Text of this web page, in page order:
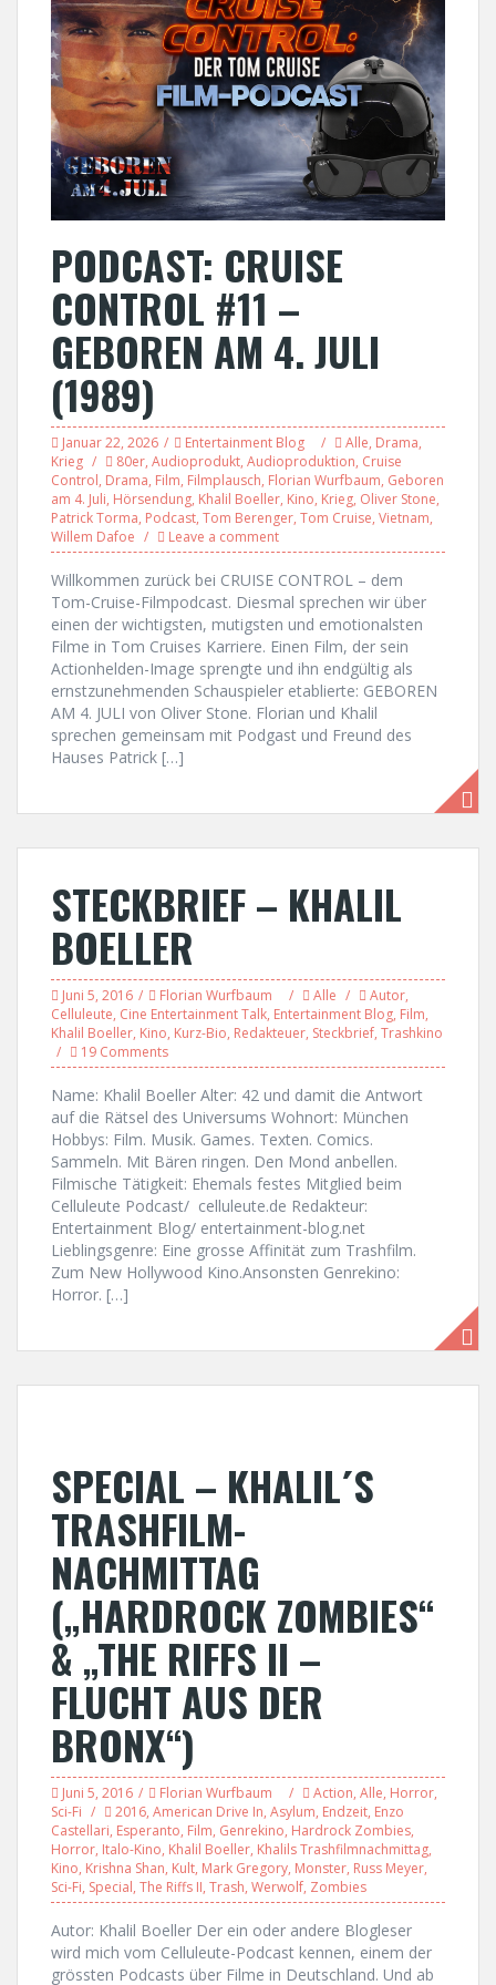
PODCAST: CRUISE
CONTROL #11 –
GEBOREN AM 4. JULI
(1989)
Januar 22, 2026 Entertainment Blog Alle, Drama,
Krieg
80er, Audioprodukt, Audioproduktion, Cruise
Control, Drama, Film, Filmplausch, Florian Wurfbaum, Geboren
am 4. Juli, Hörsendung, Khalil Boeller, Kino, Krieg, Oliver Stone,
Patrick Torma, Podcast, Tom Berenger, Tom Cruise, Vietnam,
Willem Dafoe
Leave a comment
Willkommen zurück bei CRUISE CONTROL – dem
Tom-Cruise-Filmpodcast. Diesmal sprechen wir über
einen der wichtigsten, mutigsten und emotionalsten
Filme in Tom Cruises Karriere. Einen Film, der sein
Actionhelden-Image sprengte und ihn endgültig als
ernstzunehmenden Schauspieler etablierte: GEBOREN
AM 4. JULI von Oliver Stone. Florian und Khalil
sprechen gemeinsam mit Podgast und Freund des
Hauses Patrick […]
STECKBRIEF – KHALIL
BOELLER
Juni 5, 2016 Florian Wurfbaum Alle Autor,
Celluleute, Cine Entertainment Talk, Entertainment Blog, Film,
Khalil Boeller, Kino, Kurz-Bio, Redakteuer, Steckbrief, Trashkino
19 Comments
Name: Khalil Boeller Alter: 42 und damit die Antwort
auf die Rätsel des Universums Wohnort: München
Hobbys: Film. Musik. Games. Texten. Comics.
Sammeln. Mit Bären ringen. Den Mond anbellen.
Filmische Tätigkeit: Ehemals festes Mitglied beim
Celluleute Podcast/ celluleute.de Redakteur:
Entertainment Blog/ entertainment-blog.net
Lieblingsgenre: Eine grosse Affinität zum Trashfilm.
Zum New Hollywood Kino.Ansonsten Genrekino:
Horror. […]
SPECIAL – KHALIL´S
TRASHFILM-
NACHMITTAG
(„HARDROCK ZOMBIES“
& „THE RIFFS II –
FLUCHT AUS DER
BRONX“)
Juni 5, 2016 Florian Wurfbaum Action, Alle, Horror,
Sci-Fi
2016, American Drive In, Asylum, Endzeit, Enzo
Castellari, Esperanto, Film, Genrekino, Hardrock Zombies,
Horror, Italo-Kino, Khalil Boeller, Khalils Trashfilmnachmittag,
Kino, Krishna Shan, Kult, Mark Gregory, Monster, Russ Meyer,
Sci-Fi, Special, The Riffs II, Trash, Werwolf, Zombies
Autor: Khalil Boeller Der ein oder andere Blogleser
wird mich vom Celluleute-Podcast kennen, einem der
grössten Podcasts über Filme in Deutschland. Und ab